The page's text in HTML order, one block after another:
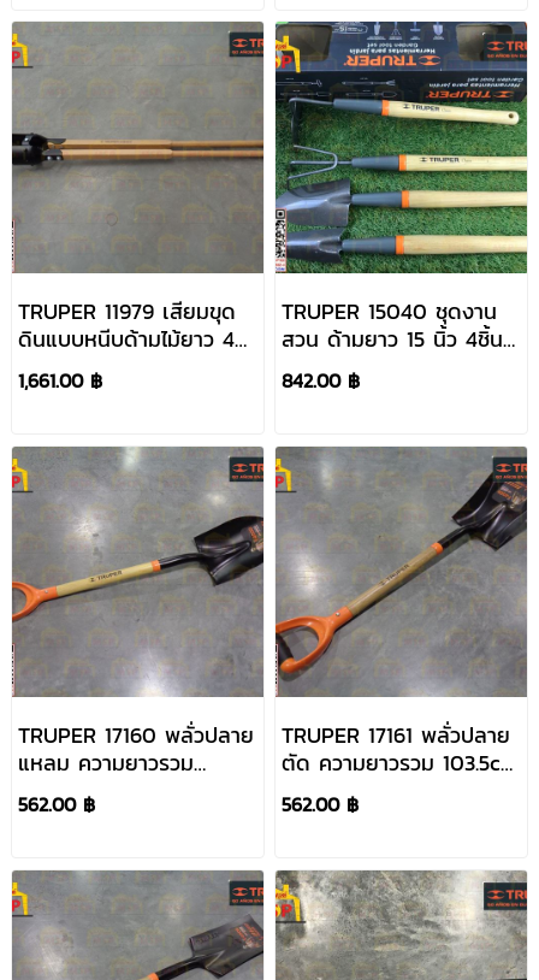
TRUPER 11979 เสียมขุด
ดินแบบหนีบด้ามไม้ยาว 48
นิ้ว (CA-38) (ราคาต่ออัน
,ในกล่องบรรจุ 2 อัน)
1,661.00 ฿
TRUPER 15040 ชุดงาน
สวน ด้ามยาว 15 นิ้ว 4ชิ้น
(JJ-4L)
842.00 ฿
TRUPER 17160 พลั่วปลาย
แหลม ความยาวรวม
102.8cm (PRY-P)
562.00 ฿
TRUPER 17161 พลั่วปลาย
ตัด ความยาวรวม 103.5cm
(PCY-P)
562.00 ฿